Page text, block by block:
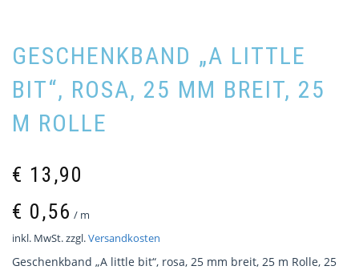
GESCHENKBAND „A LITTLE
BIT“, ROSA, 25 MM BREIT, 25
M ROLLE
€ 13,90
€ 0,56 / m
inkl. MwSt.zzgl.Versandkosten
Geschenkband „A little bit“, rosa, 25 mm breit, 25 m Rolle, 25